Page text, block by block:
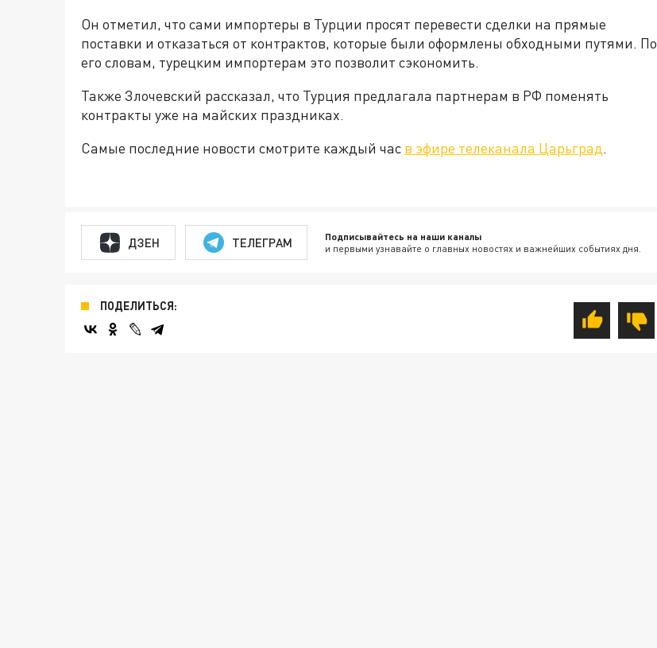
Он отметил, что сами импортеры в Турции просят перевести сделки на прямые
поставки и отказаться от контрактов, которые были оформлены обходными путями. По
его словам, турецким импортерам это позволит сэкономить.
Также Злочевский рассказал, что Турция предлагала партнерам в РФ поменять
контракты уже на майских праздниках.
Самые последние новости смотрите каждый час в эфире телеканала Царьград.
ДЗЕН ТЕЛЕГРАМ Подписывайтесь на наши каналы
и первыми узнавайте о главных новостях и важнейших событиях дня.
ПОДЕЛИТЬСЯ: